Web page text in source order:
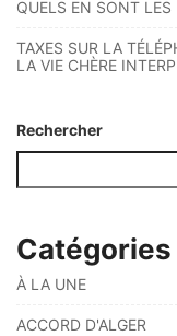
QUELS EN SONT LES
TAXES SUR LA
LA VIE CHÈRE
Rechercher
Catégories
À LA UNE
ACCORD D'ALGER